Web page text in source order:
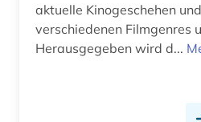
fotografieren (1)
frankreich (2)
aktuelle Kinogeschehen
verschiedenen Filmgenres
Herausgegeben wird d...